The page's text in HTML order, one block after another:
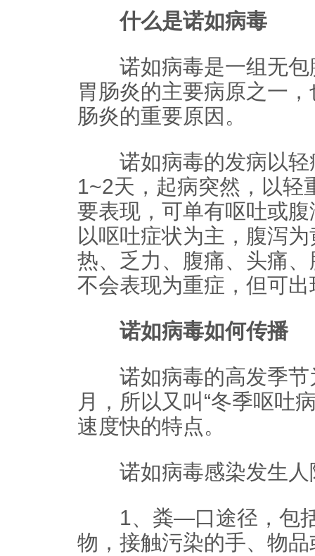
什么是诺如病毒
诺如病毒是一组无包
胃肠炎的主要病原之一
肠炎的重要原因。
诺如病毒的发病以轻
1~2天，起病突然，以轻
要表现，可单有呕吐或
以呕吐症状为主，腹泻
热、乏力、腹痛、头痛
不会表现为重症，但可
诺如病毒如何传播
诺如病毒的高发季节
月，所以又叫“冬季呕吐
速度快的特点。
诺如病毒感染发生人
1、粪—口途径，包括
物，接触污染的手、物